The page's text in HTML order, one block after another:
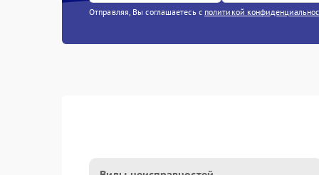
Отправляя, Вы соглашаетесь с политикой